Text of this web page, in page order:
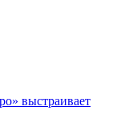
выстраивает